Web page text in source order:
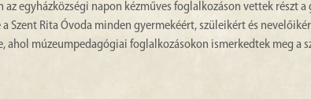
egyházközségi napon kézműves foglalkozáson vettek részt a
Szent Rita Óvoda minden gyermekéért, szüleikért és
ahol múzeumpedagógiai foglalkozásokon ismerkedtek meg a